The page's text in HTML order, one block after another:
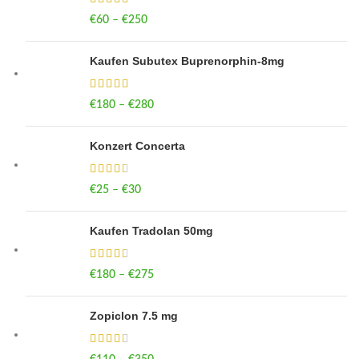
€60 – €250
Kaufen Subutex Buprenorphin-8mg
€180 – €280
Konzert Concerta
€25 – €30
Kaufen Tradolan 50mg
€180 – €275
Zopiclon 7.5 mg